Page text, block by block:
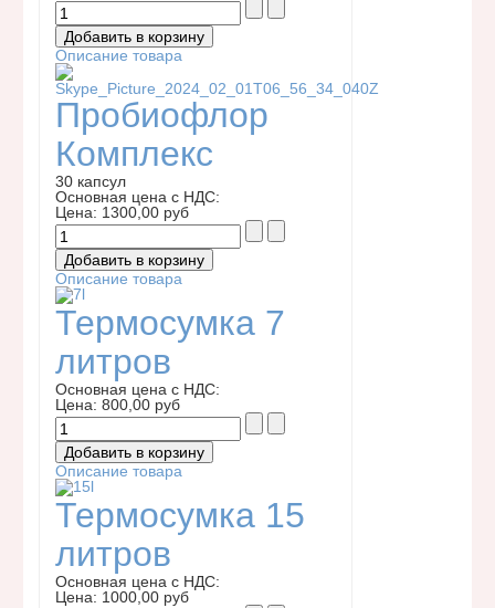
Описание товара
Пробиофлор
Комплекс
30 капсул
Основная цена с НДС:
Цена: 1300,00 руб
Описание товара
Термосумка 7
литров
Основная цена с НДС:
Цена: 800,00 руб
Описание товара
Термосумка 15
литров
Основная цена с НДС:
Цена: 1000,00 руб